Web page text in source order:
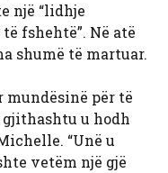
një “lidhje
fshehtë”. Në atë
shumë të martuar.
mundësinë për të
u hodh
“Unë u
vetëm një gjë